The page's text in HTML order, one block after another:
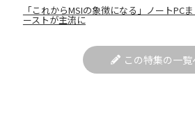
「これからMSIの象徴になる」ノートPC
ーストが主流に
この特集の一覧